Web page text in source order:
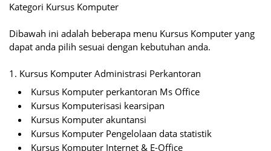
Kategori Kursus Komputer
Dibawah ini adalah beberapa menu Kursus Komputer yang
dapat anda pilih sesuai dengan kebutuhan anda.
1. Kursus Komputer Administrasi Perkantoran
Kursus Komputer perkantoran Ms Office
Kursus Komputerisasi kearsipan
Kursus Komputer akuntansi
Kursus Komputer Pengelolaan data statistik
Kursus Komputer Internet & E-Office